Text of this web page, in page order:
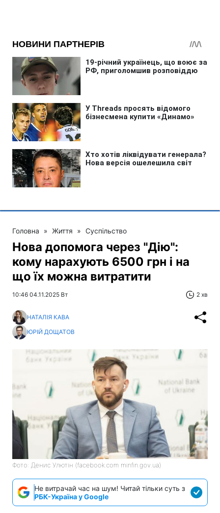
Головна » Життя » Суспільство
Нова допомога через "Дію":
кому нарахують 6500 грн і на
що їх можна витратити
10:46 04.11.2025 Вт 2 хв
НАТАЛІЯ КАВА
ЮРІЙ ДОЩАТОВ
Фото: Денис Улютін (facebook.com minfin.gov.ua)
Не витрачай час на шум! Читай тільки суть з
РБК-Україна у Google